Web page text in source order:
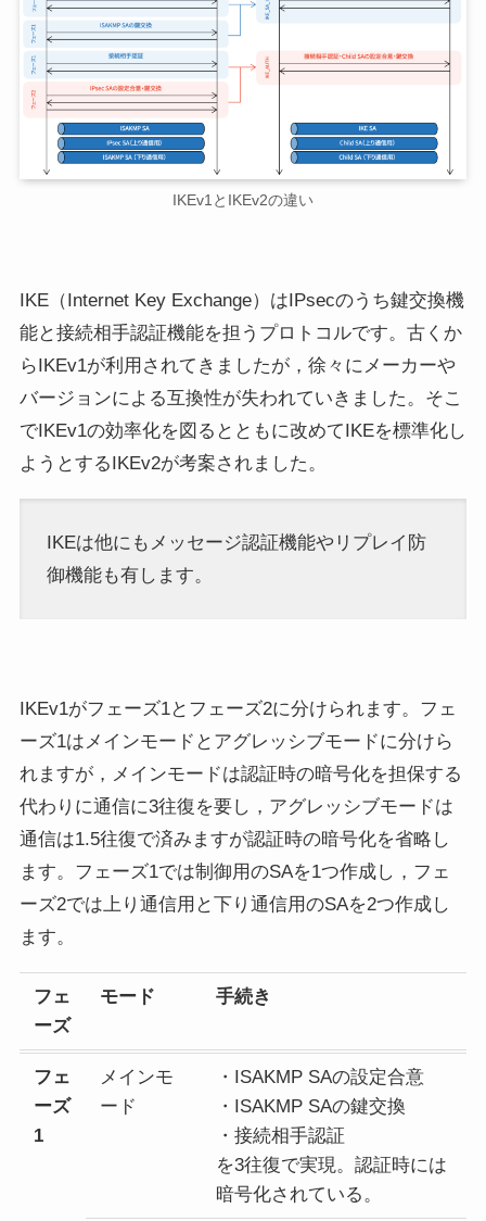
IKEv1とIKEv2の違い
IKE（Internet Key Exchange）はIPsecのうち鍵交換機
能と接続相手認証機能を担うプロトコルです。古くか
らIKEv1が利用されてきましたが，徐々にメーカーや
バージョンによる互換性が失われていきました。そこ
でIKEv1の効率化を図るとともに改めてIKEを標準化し
ようとするIKEv2が考案されました。
IKEは他にもメッセージ認証機能やリプレイ防
御機能も有します。
IKEv1がフェーズ1とフェーズ2に分けられます。フェ
ーズ1はメインモードとアグレッシブモードに分けら
れますが，メインモードは認証時の暗号化を担保する
代わりに通信に3往復を要し，アグレッシブモードは
通信は1.5往復で済みますが認証時の暗号化を省略し
ます。フェーズ1では制御用のSAを1つ作成し，フェ
ーズ2では上り通信用と下り通信用のSAを2つ作成し
ます。
フェ
ーズ
モード 手続き
フェ
ーズ
1
メインモ
ード
・ISAKMP SAの設定合意
・ISAKMP SAの鍵交換
・接続相手認証
を3往復で実現。認証時には
暗号化されている。